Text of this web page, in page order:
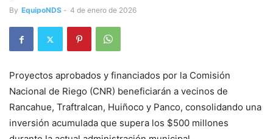
By EquipoNDS - 4 de enero de 2026
Proyectos aprobados y financiados por la Comisión
Nacional de Riego (CNR) beneficiarán a vecinos de
Rancahue, Traftralcan, Huiñoco y Panco, consolidando una
inversión acumulada que supera los $500 millones